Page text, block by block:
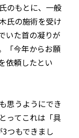
のもとに、一般
氏の施術を受け
いた首の凝りが
「今年からお願
依頼したとい
思うようにでき
ってこれは「具
つもできまし